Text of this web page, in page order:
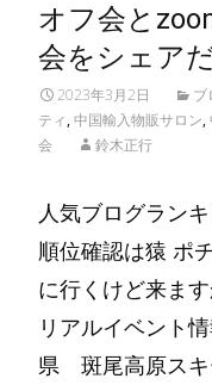
オフ会と
会をシェア
2023年3月2日 ブ
ティ,中国輸入物販サロン,
会
鈴木正行
人気ブログラン
順位確認は猿
に行くけど来ま
リアルイベント
県 斑尾高原ス